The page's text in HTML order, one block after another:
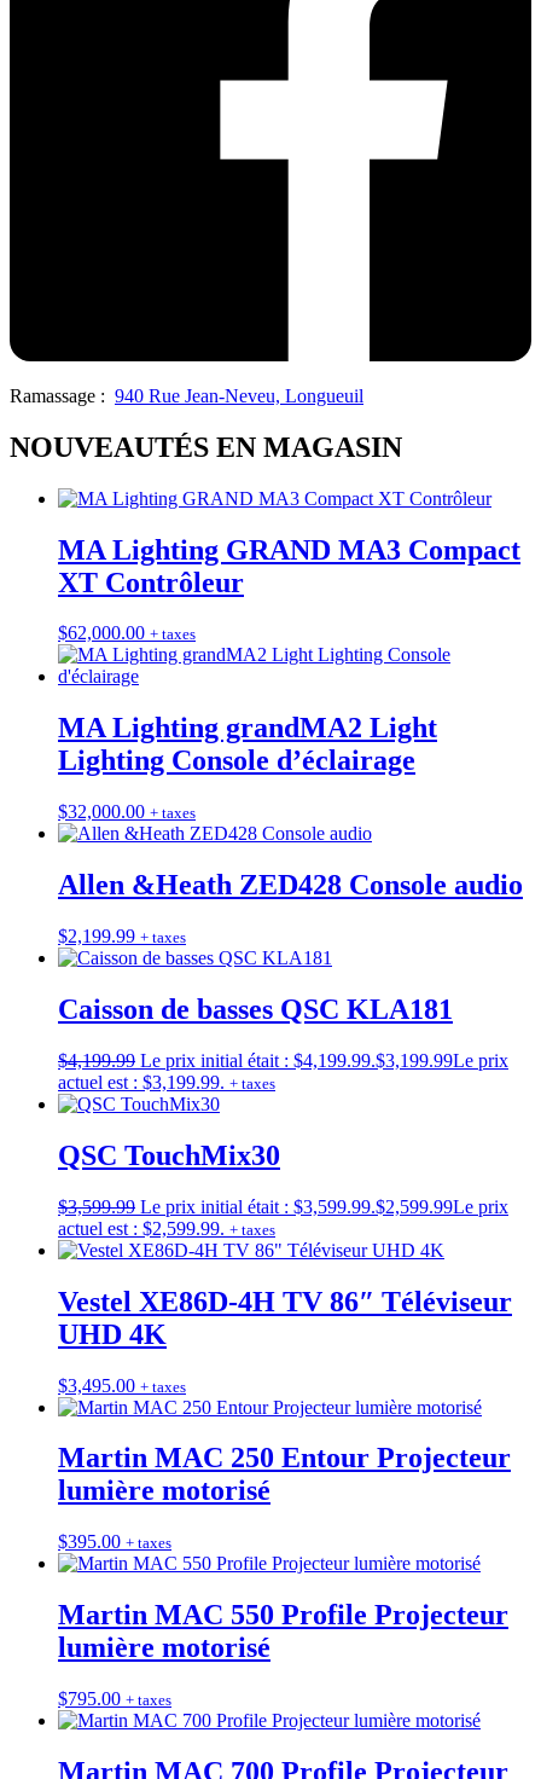
Ramassage : 940 Rue Jean-Neveu, Longueuil
NOUVEAUTÉS EN MAGASIN
MA Lighting GRAND MA3 Compact
XT Contrôleur
$62,000.00 + taxes
MA Lighting grandMA2 Light
Lighting Console d’éclairage
$32,000.00 + taxes
Allen &Heath ZED428 Console audio
$2,199.99 + taxes
Caisson de basses QSC KLA181
$4,199.99 Le prix initial était : $4,199.99.$3,199.99Le prix
actuel est : $3,199.99. + taxes
QSC TouchMix30
$3,599.99 Le prix initial était : $3,599.99.$2,599.99Le prix
actuel est : $2,599.99. + taxes
Vestel XE86D-4H TV 86″ Téléviseur
UHD 4K
$3,495.00 + taxes
Martin MAC 250 Entour Projecteur
lumière motorisé
$395.00 + taxes
Martin MAC 550 Profile Projecteur
lumière motorisé
$795.00 + taxes
Martin MAC 700 Profile Projecteur